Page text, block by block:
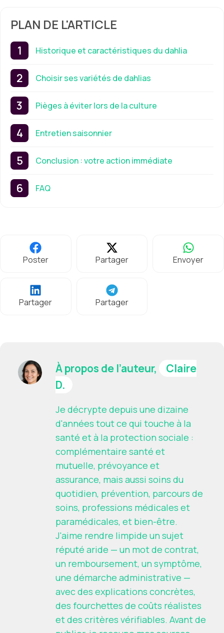
PLAN DE L'ARTICLE
Historique et caractéristiques du dahlia
Choisir ses variétés de dahlias
Pièges à éviter lors de la culture
Entretien saisonnier
Conclusion : votre action immédiate
FAQ
Poster Partager Envoyer
Partager Partager
À propos de l’auteur,
Claire
D.
Je décrypte depuis une dizaine
d'années tout ce qui touche à la
santé et à la protection sociale :
complémentaire santé et
mutuelle, prévoyance et
assurance, mais aussi soins du
quotidien, prévention, parcours de
soins, professions médicales et
paramédicales, et bien-être.
J'aime rendre limpide un sujet
réputé aride — un mot de contrat,
un remboursement, un symptôme,
une démarche administrative —
avec des explications concrètes,
des fourchettes de coûts réalistes
et des critères vérifiables. Avant de